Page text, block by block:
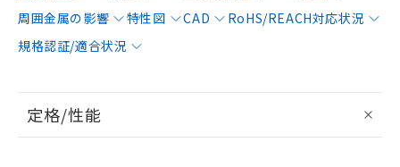
周囲金属の影響
特性図 CAD
RoHS/REACH対応状況
規格認証/適合状況
定格/性能